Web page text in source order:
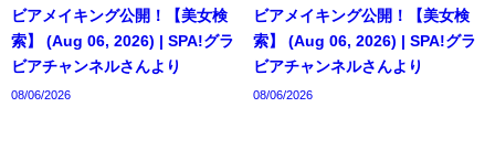
ビアメイキング公開！【美女検
索】 (Aug 06, 2026) | SPA!グラ
ビアチャンネルさんより
08/06/2026
ビアメイキング公開！【美女検
索】 (Aug 06, 2026) | SPA!グラ
ビアチャンネルさんより
08/06/2026